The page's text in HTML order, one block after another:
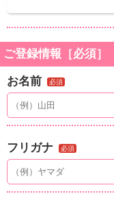
ご登録情報［必須］
お名前 必須
フリガナ 必須